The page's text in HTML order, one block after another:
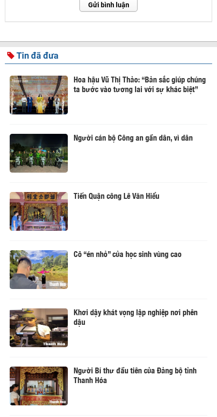
Gửi bình luận
Tin đã đưa
Hoa hậu Vũ Thị Thảo: “Bản sắc giúp chúng
ta bước vào tương lai với sự khác biệt”
Người cán bộ Công an gần dân, vì dân
Tiến Quận công Lê Văn Hiểu
Cô “én nhỏ” của học sinh vùng cao
Khơi dậy khát vọng lập nghiệp nơi phên
dậu
Người Bí thư đầu tiên của Đảng bộ tỉnh
Thanh Hóa